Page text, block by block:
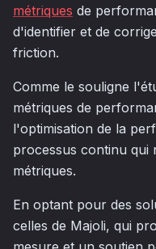
métriques de
d'identifier et de
friction.
Comme le souligne
métriques de
l'optimisation de la
processus continu qui
métriques.
En optant pour des
celles de Majoli, qui